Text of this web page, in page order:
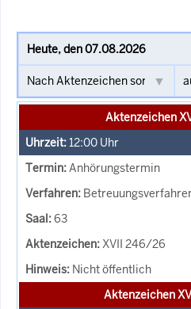
Aktenzeichen
12:00 Uhr
Anhörungstermin
63
XVII 246/26
Nicht öffentlich
Aktenzeichen